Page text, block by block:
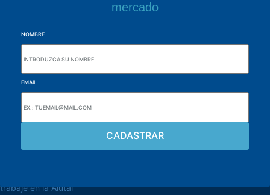
mercado
NOMBRE
EMAIL
navegue por el sitio web
trabaje en la Alutal